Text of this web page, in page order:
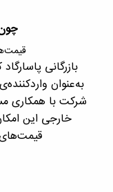
بازرگانی
به‌عنوان
شرکت با همکاری
خارجی این